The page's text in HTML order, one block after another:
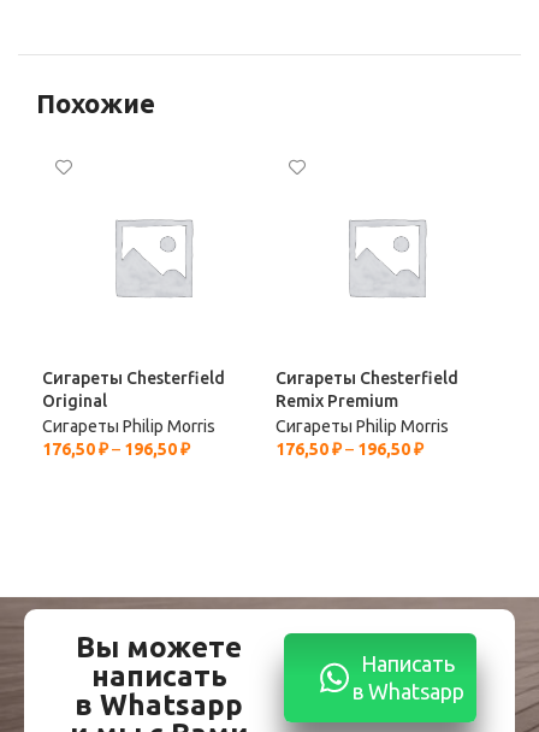
Похожие
Сигареты Chesterfield
Original
Сигареты Philip Morris
176,50₽– 196,50₽
Сигареты Chesterfield
Remix Premium
Сигареты Philip Morris
176,50₽– 196,50₽
Вы можете
написать
в Whatsapp
Написать
в Whatsapp